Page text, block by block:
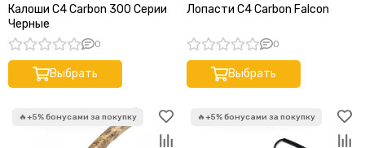
Калоши C4 Carbon 300 Серии
Черные
0
Выбрать
Лопасти C4 Carbon Falcon
0
Выбрать